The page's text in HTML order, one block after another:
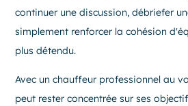
continuer une discussion, débriefer
simplement renforcer la cohésion
plus détendu.
Avec un chauffeur professionnel au
peut rester concentrée sur ses